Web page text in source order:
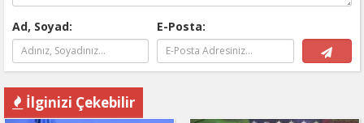
Ad, Soyad: E-Posta:
İlginizi Çekebilir